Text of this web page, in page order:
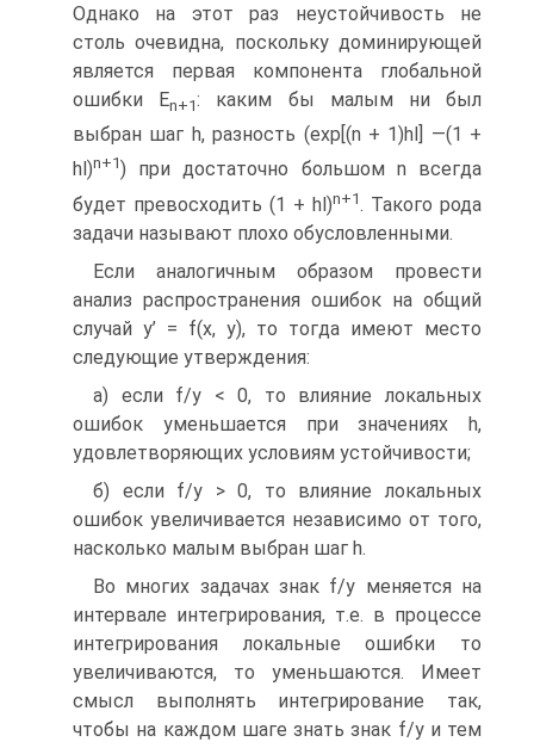
Однако на этот раз неустойчивость не
столь очевидна, поскольку доминирующей
является первая компонента глобальной
ошибки En+1: каким бы малым ни был
выбран шаг h, разность (exp[(n + 1)hl] —(1 +
hl)n+1) при достаточно большом n всегда
будет превосходить (1 + hl)n+1. Такого рода
задачи называют плохо обусловленными.
Если аналогичным образом провести
анализ распространения ошибок на общий
случай y’ = f(x, y), то тогда имеют место
следующие утверждения:
а) если f/y < 0, то влияние локальных
ошибок уменьшается при значениях h,
удовлетворяющих условиям устойчивости;
б) если f/y > 0, то влияние локальных
ошибок увеличивается независимо от того,
насколько малым выбран шаг h.
Во многих задачах знак f/y меняется на
интервале интегрирования, т.е. в процессе
интегрирования локальные ошибки то
увеличиваются, то уменьшаются. Имеет
смысл выполнять интегрирование так,
чтобы на каждом шаге знать знак f/y и тем